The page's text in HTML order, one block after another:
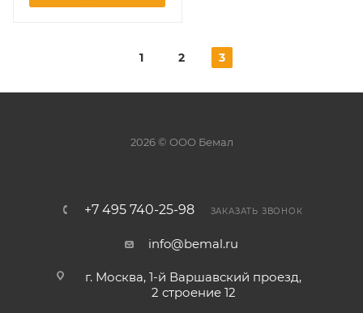
1 2 3
2026 © ООО Бемал
+7 495 740-25-98 ЗАКАЗАТЬ ЗВОНОК
info@bemal.ru
г. Москва, 1-й Варшавский проезд,
2 строение 12